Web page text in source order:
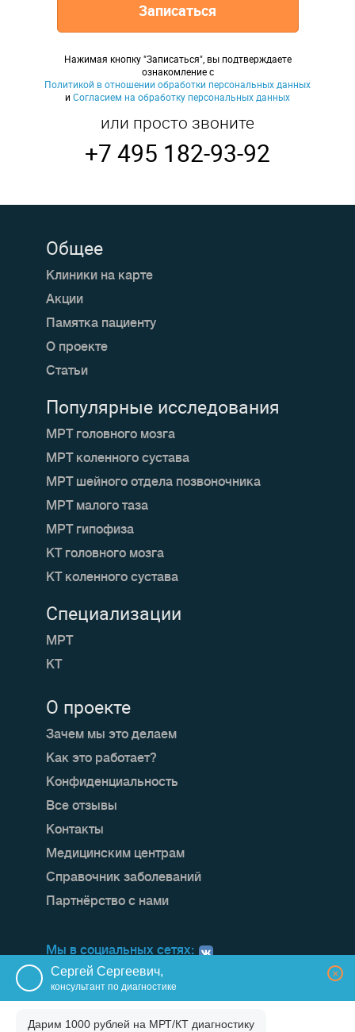
Записаться
Нажимая кнопку "Записаться", вы подтверждаете
ознакомление с
Политикой в отношении обработки персональных данных
и Согласием на обработку персональных данных
или просто звоните
+7 495 182-93-92
О проекте
Зачем мы это делаем
Как это работает?
Конфиденциальность
Все отзывы
Контакты
Медицинским центрам
Справочник заболеваний
Партнёрство с нами
Общее
Клиники на карте
Акции
Памятка пациенту
О проекте
Статьи
Специализации
МРТ
КТ
Популярные исследования
МРТ головного мозга
МРТ коленного сустава
МРТ шейного отдела позвоночника
МРТ малого таза
МРТ гипофиза
КТ головного мозга
КТ коленного сустава
Мы в социальных сетях:
×
Сергей Сергеевич,
консультант по диагностике
Дарим 1000 рублей на МРТ/КТ диагностику